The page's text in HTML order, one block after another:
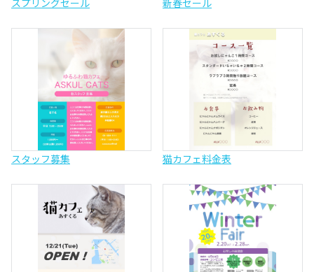
スプリングセール 新春セール
スタッフ募集 猫カフェ料金表